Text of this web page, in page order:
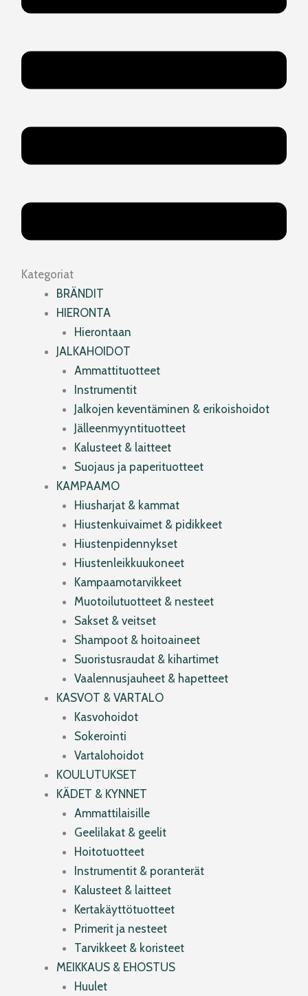
Kategoriat
BRÄNDIT
HIERONTA
Hierontaan
JALKAHOIDOT
Ammattituotteet
Instrumentit
Jalkojen keventäminen & erikoishoidot
Jälleenmyyntituotteet
Kalusteet & laitteet
Suojaus ja paperituotteet
KAMPAAMO
Hiusharjat & kammat
Hiustenkuivaimet & pidikkeet
Hiustenpidennykset
Hiustenleikkuukoneet
Kampaamotarvikkeet
Muotoilutuotteet & nesteet
Sakset & veitset
Shampoot & hoitoaineet
Suoristusraudat & kihartimet
Vaalennusjauheet & hapetteet
KASVOT & VARTALO
Kasvohoidot
Sokerointi
Vartalohoidot
KOULUTUKSET
KÄDET & KYNNET
Ammattilaisille
Geelilakat & geelit
Hoitotuotteet
Instrumentit & poranterät
Kalusteet & laitteet
Kertakäyttötuotteet
Primerit ja nesteet
Tarvikkeet & koristeet
MEIKKAUS & EHOSTUS
Huulet